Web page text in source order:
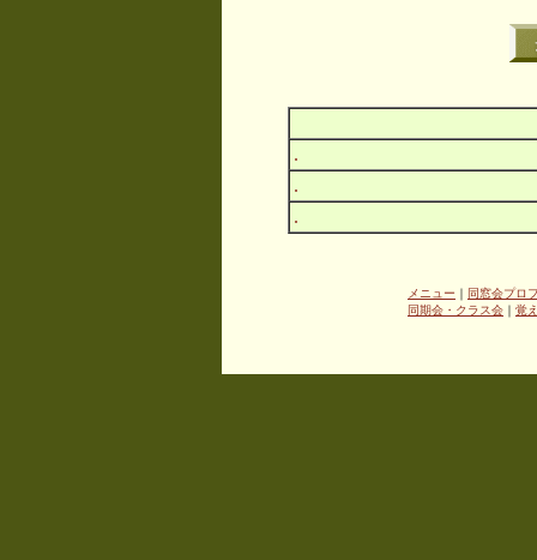
.
.
.
メニュー ｜ 同窓会プロ
同期会・クラス会 ｜ 覚